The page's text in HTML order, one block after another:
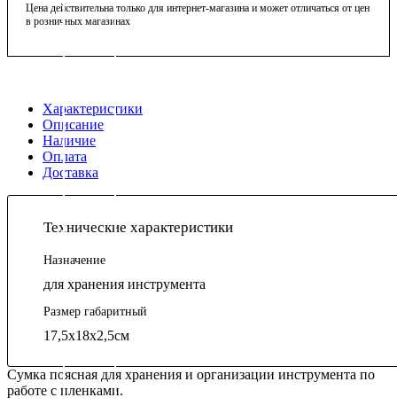
Цена действительна только для интернет-магазина и может отличаться от цен
в розничных магазинах
Характеристики
Описание
Наличие
Оплата
Доставка
Технические характеристики
Назначение
для хранения инструмента
Размер габаритный
17,5х18х2,5см
Сумка поясная для хранения и организации инструмента по
работе с пленками.